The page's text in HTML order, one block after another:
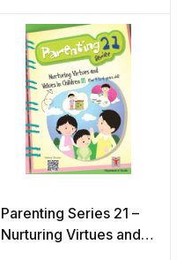
Baby
Parenting Series 21 –
Nurturing Virtues and